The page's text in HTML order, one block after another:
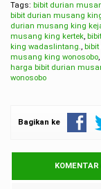
Tags: bibit durian
bibit durian musang
durian musang king
musang king kertek,
king wadaslintang.,
musang king wonosobo,
harga bibit durian
wonosobo
Bagikan ke
KOMENTAR